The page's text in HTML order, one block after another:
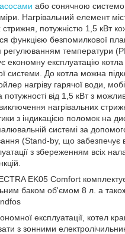
або сонячною
Нагрівальний елемент
стрижня, потужністю 1,5 кВт
функцією безпомилкової
регулюванням температури
економну експлуатацію котла і
системи. До котла можна
нагріву гарячої води,
потужності від 1,5 кВт з
нагрівальних
з індикацією поломок на
системі за
(Stand-by, що забезпечує
з збереженням всіх
EK05 Comfort
баком об'ємом 8 л. а
експлуатації, котел
з зонними